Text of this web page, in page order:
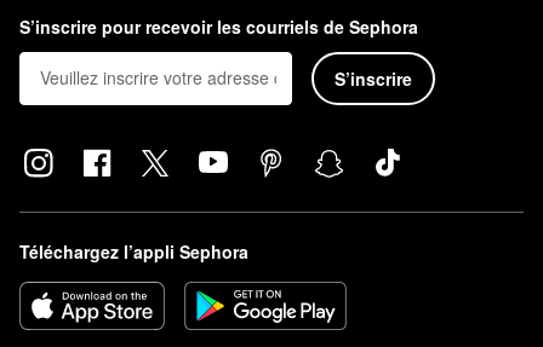
S’inscrire pour recevoir les courriels de Sephora
S’inscrire
Téléchargez l’appli Sephora